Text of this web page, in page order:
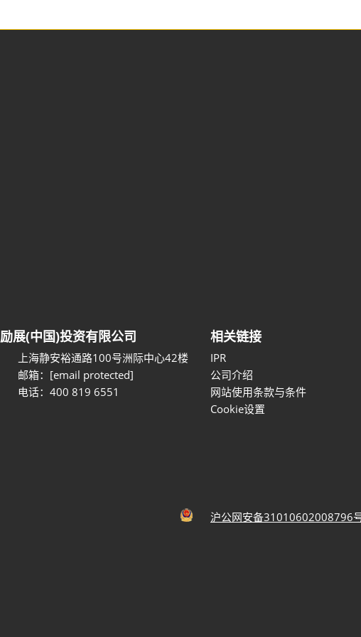
励展(中国)投资有限公司
上海静安裕通路100号洲际中心42楼
邮箱： [email protected]
电话：400 819 6551
相关链接
IPR
公司介绍
网站使用条款与条件
Cookie设置
沪公网安备31010602008796